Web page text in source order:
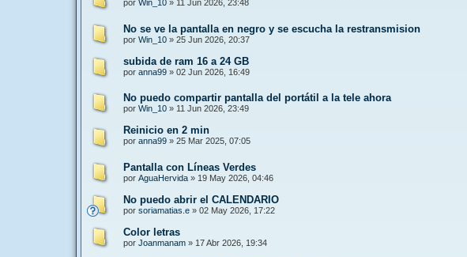
por Win_10 » 11 Jun 2026, 23:48
No se ve la pantalla en negro y se escucha la restransmision
por Win_10 » 25 Jun 2026, 20:37
subida de ram 16 a 24 GB
por anna99 » 02 Jun 2026, 16:49
No puedo compartir pantalla del portátil a la tele ahora
por Win_10 » 11 Jun 2026, 23:49
Reinicio en 2 min
por anna99 » 25 Mar 2025, 07:05
Pantalla con Líneas Verdes
por AguaHervida » 19 May 2026, 04:46
No puedo abrir el CALENDARIO
por soriamatias.e » 02 May 2026, 17:22
Color letras
por Joanmanam » 17 Abr 2026, 19:34